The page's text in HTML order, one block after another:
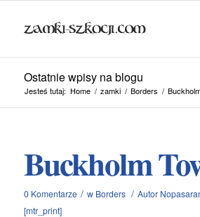
Ostatnie wpisy na blogu
Jesteś tutaj: Home / zamki / Borders /
Buckholm
0 Komentarze / w Borders / Autor
[mtr_print]